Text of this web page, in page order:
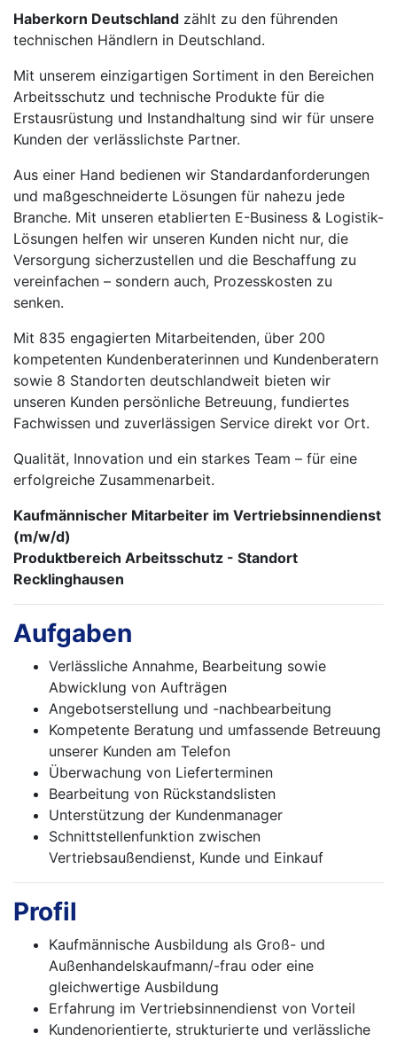
Haberkorn Deutschland zählt zu den führenden
technischen Händlern in Deutschland.
Mit unserem einzigartigen Sortiment in den Bereichen
Arbeitsschutz und technische Produkte für die
Erstausrüstung und Instandhaltung sind wir für unsere
Kunden der verlässlichste Partner.
Aus einer Hand bedienen wir Standardanforderungen
und maßgeschneiderte Lösungen für nahezu jede
Branche. Mit unseren etablierten E-Business & Logistik-
Lösungen helfen wir unseren Kunden nicht nur, die
Versorgung sicherzustellen und die Beschaffung zu
vereinfachen – sondern auch, Prozesskosten zu
senken.
Mit 835 engagierten Mitarbeitenden, über 200
kompetenten Kundenberaterinnen und Kundenberatern
sowie 8 Standorten deutschlandweit bieten wir
unseren Kunden persönliche Betreuung, fundiertes
Fachwissen und zuverlässigen Service direkt vor Ort.
Qualität, Innovation und ein starkes Team – für eine
erfolgreiche Zusammenarbeit.
Kaufmännischer Mitarbeiter im Vertriebsinnendienst
(m/w/d)
Produktbereich Arbeitsschutz - Standort
Recklinghausen
Aufgaben
Verlässliche Annahme, Bearbeitung sowie
Abwicklung von Aufträgen
Angebotserstellung und -nachbearbeitung
Kompetente Beratung und umfassende Betreuung
unserer Kunden am Telefon
Überwachung von Lieferterminen
Bearbeitung von Rückstandslisten
Unterstützung der Kundenmanager
Schnittstellenfunktion zwischen
Vertriebsaußendienst, Kunde und Einkauf
Profil
Kaufmännische Ausbildung als Groß- und
Außenhandelskaufmann/-frau oder eine
gleichwertige Ausbildung
Erfahrung im Vertriebsinnendienst von Vorteil
Kundenorientierte, strukturierte und verlässliche